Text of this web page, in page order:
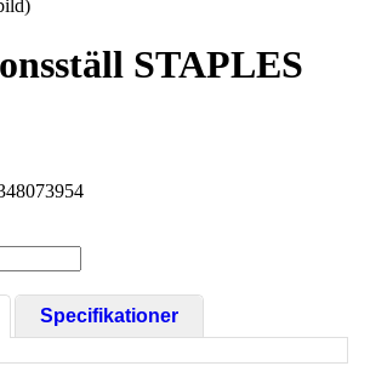
STAPLES
Specifikationer